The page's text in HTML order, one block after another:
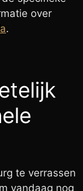
over
.
te verrassen
vandaag nog